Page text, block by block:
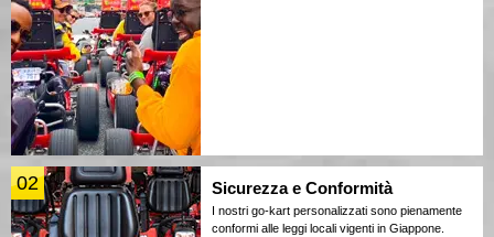
02 Sicurezza e Conformità
I nostri go-kart personalizzati sono pienamente
conformi alle leggi locali vigenti in Giappone.